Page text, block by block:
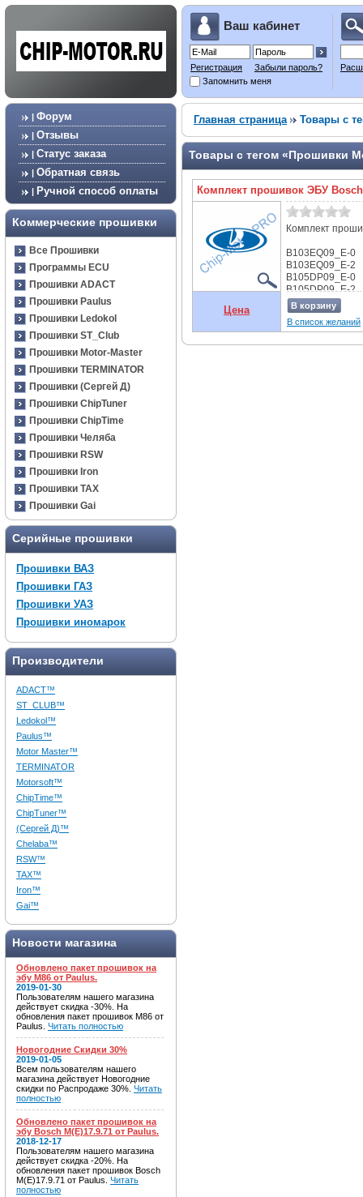
Ваш кабинет
Регистрация
Забыли пароль?
Запомнить меня
| Форум
| Отзывы
| Статус заказа
| Обратная связь
| Ручной способ оплаты
Коммерческие прошивки
Все Прошивки
Программы ECU
Прошивки ADACT
Прошивки Paulus
Прошивки Ledokol
Прошивки ST_Club
Прошивки Motor-Master
Прошивки TERMINATOR
Прошивки (Сергей Д)
Прошивки ChipTuner
Прошивки ChipTime
Прошивки Челяба
Прошивки RSW
Прошивки Iron
Прошивки TAX
Прошивки Gai
Серийные прошивки
Прошивки ВАЗ
Прошивки ГАЗ
Прошивки УАЗ
Прошивки иномарок
Производители
ADACT™
ST_CLUB™
Ledokol™
Paulus™
Motor Master™
TERMINATOR
Motorsoft™
ChipTime™
ChipTuner™
(Сергей Д)™
Chelaba™
RSW™
TAX™
Iron™
Gai™
Новости магазина
Обновлено пакет прошивок на
эбу M86 от Paulus.
2019-01-30
Пользователям нашего магазина
действует скидка -30%. На
обновления пакет прошивок M86 от
Paulus. Читать полностью
Новогодние Скидки 30%
2019-01-05
Всем пользователям нашего
магазина действует Новогодние
скидки по Распродаже 30%. Читать
полностью
Обновлено пакет прошивок на
эбу Bosch M(E)17.9.71 от Paulus.
2018-12-17
Пользователям нашего магазина
действует скидка -20%. На
обновления пакет прошивок Bosch
M(E)17.9.71 от Paulus. Читать
полностью
Главная страница Товары с
Товары с тегом «Прошивки
Комплект прошивок ЭБУ
Комплект
B103EQ09_E-0
B103EQ09_E-2
B105DP09_E-0
B105DP09_E-2
B104DP16_E-0
B104DP16_E-2
B147DP09_E-0
Цена
В корзину
В список желаний